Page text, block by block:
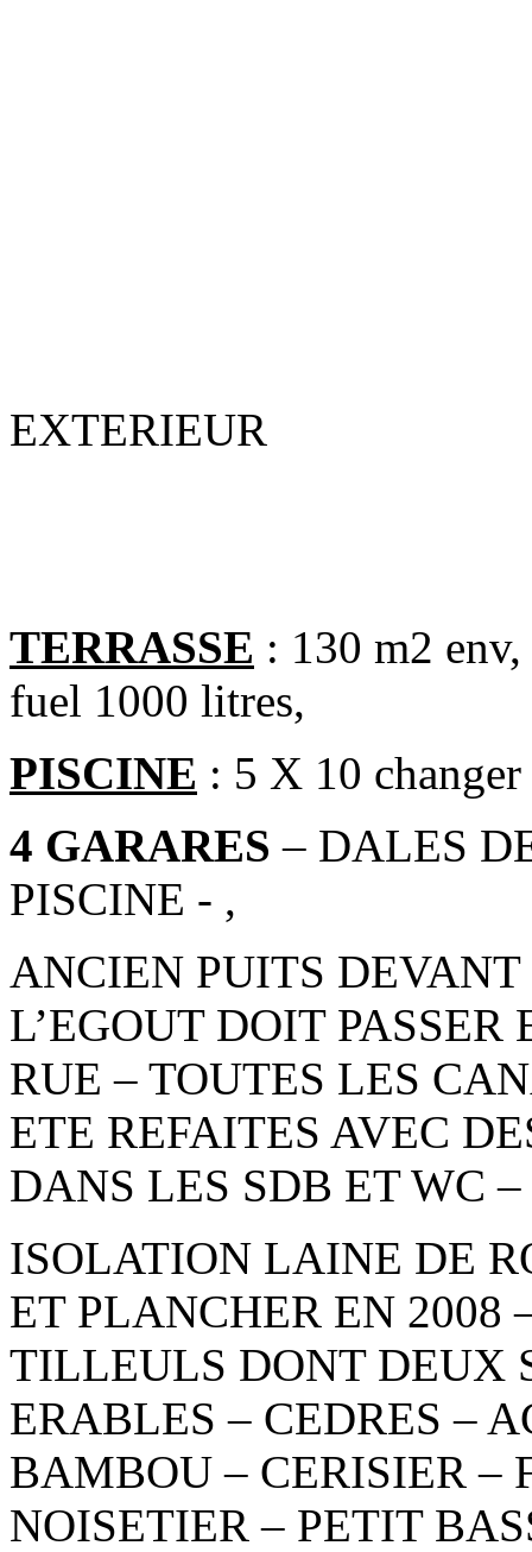
EXTERIEUR
TERRASSE : 130 m2
fuel 1000 litres,
PISCINE : 5 X 10
4 GARARES – DALES
PISCINE - ,
ANCIEN PUITS
L’EGOUT DOIT
RUE – TOUTES LES
ETE REFAITES AVEC
DANS LES SDB ET WC –
ISOLATION LAINE DE
ET PLANCHER EN 2008
TILLEULS DONT DEUX
ERABLES – CEDRES –
BAMBOU – CERISIER –
NOISETIER – PETIT